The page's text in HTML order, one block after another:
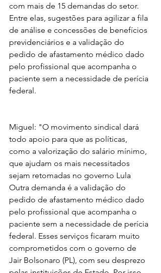
com mais de 15 demandas do setor.
Entre elas, sugestões para agilizar a fila
de análise e concessões de benefícios
previdenciários e a validação do
pedido de afastamento médico dado
pelo profissional que acompanha o
paciente sem a necessidade de perícia
federal.
Miguel: "O movimento sindical dará
todo apoio para que as políticas,
como a valorização do salário mínimo,
que ajudam os mais necessitados
sejam retomadas no governo Lula
Outra demanda é a validação do
pedido de afastamento médico dado
pelo profissional que acompanha o
paciente sem a necessidade de perícia
federal. Esses serviços ficaram muito
comprometidos com o governo de
Jair Bolsonaro (PL), com seu desprezo